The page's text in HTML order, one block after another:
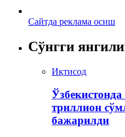
Сайтда реклама осиш
Сўнгги
Иқтисод
триллион
бажарилди